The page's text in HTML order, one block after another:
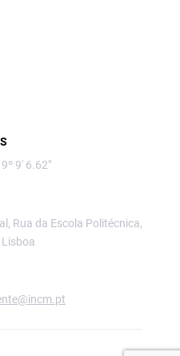
9' 6.62"
Rua da Escola Politécnica,